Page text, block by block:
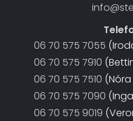
06 70 575 7055
06 70 575 7910
06 70 575 7510
06 70 575 7090
06 70 575 9019